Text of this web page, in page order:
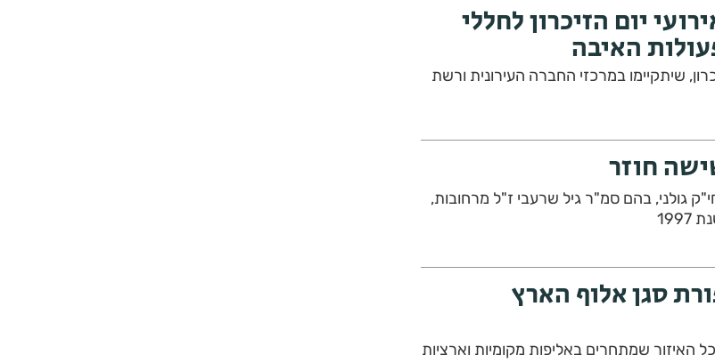
יום הזיכרון לחללי
האיבה
שיתקיימו במרכזי החברה העירונית ורשת
חוזר
גולני, בהם סמ"ר גיל שרעבי ז"ל מרחובות,
סגן אלוף הארץ
האיזור שמתחרים באליפות מקומיות וארציות